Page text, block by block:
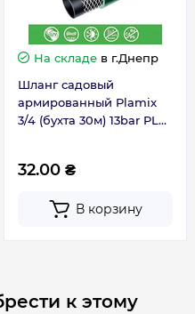
мес 36
На складе в г.Днепр
Шланг садовый
армированный Plamix
3/4 (бухта 30м) 13bar PLH-
32.00 ₴
В корзину
к этому